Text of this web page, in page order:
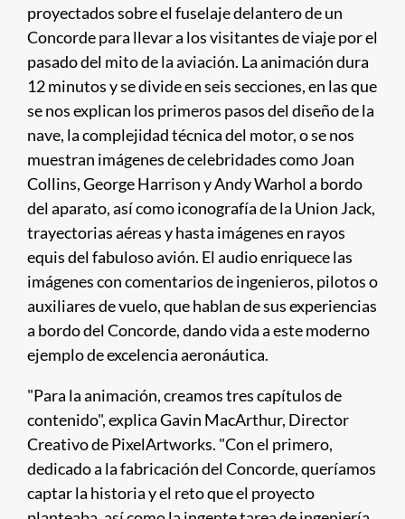
proyectados sobre el fuselaje delantero de un
Concorde para llevar a los visitantes de viaje por el
pasado del mito de la aviación. La animación dura
12 minutos y se divide en seis secciones, en las que
se nos explican los primeros pasos del diseño de la
nave, la complejidad técnica del motor, o se nos
muestran imágenes de celebridades como Joan
Collins, George Harrison y Andy Warhol a bordo
del aparato, así como iconografía de la Union Jack,
trayectorias aéreas y hasta imágenes en rayos
equis del fabuloso avión. El audio enriquece las
imágenes con comentarios de ingenieros, pilotos o
auxiliares de vuelo, que hablan de sus experiencias
a bordo del Concorde, dando vida a este moderno
ejemplo de excelencia aeronáutica.
"Para la animación, creamos tres capítulos de
contenido", explica Gavin MacArthur, Director
Creativo de PixelArtworks. "Con el primero,
dedicado a la fabricación del Concorde, queríamos
captar la historia y el reto que el proyecto